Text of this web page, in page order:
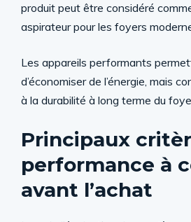
produit peut être considéré
aspirateur pour les foyers
Les appareils performants
d’économiser de l’énergie, mais
à la durabilité à long terme du
Principaux
performance à
avant l’achat